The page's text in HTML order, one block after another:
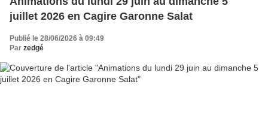
juillet 2026 en Cagire Garonne Salat
Publié le 28/06/2026 à 09:49
Par zedgé